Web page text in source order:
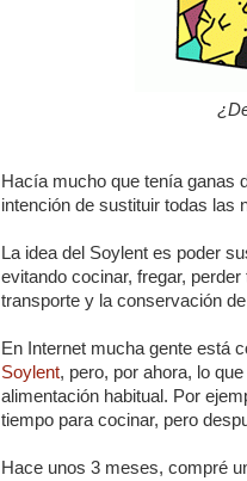
Hacía mucho que tenía ganas
intención de sustituir todas las
La idea del Soylent es poder
evitando cocinar, fregar,
transporte y la conservación
En Internet mucha gente está
Soylent, pero, por ahora, lo
alimentación habitual. Por
tiempo para cocinar, pero
Hace unos 3 meses, compré